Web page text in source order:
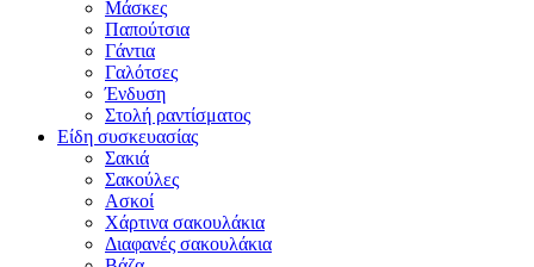
Μάσκες
Παπούτσια
Γάντια
Γαλότσες
Ένδυση
Στολή ραντίσματος
Είδη συσκευασίας
Σακιά
Σακούλες
Ασκοί
Χάρτινα σακουλάκια
Διαφανές σακουλάκια